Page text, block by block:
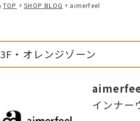
TOP SHOP BLOG aimerfeel
3F・オレンジゾーン
インナー